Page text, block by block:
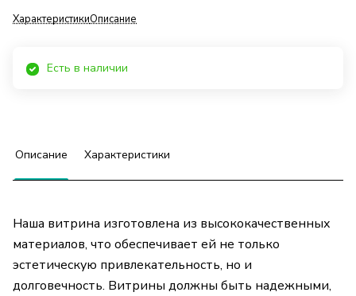
ХарактеристикиОписание
Есть в наличии
Описание Характеристики
Наша витрина изготовлена из высококачественных
материалов, что обеспечивает ей не только
эстетическую привлекательность, но и
долговечность. Витрины должны быть надежными,